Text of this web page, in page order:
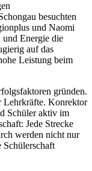
besuchten
und Naomi
Energie die
auf das
Leistung beim
gründen.
Lehrkräfte. Konrektor
Schüler aktiv im
Jede Strecke
werden nicht nur
Schülerschaft